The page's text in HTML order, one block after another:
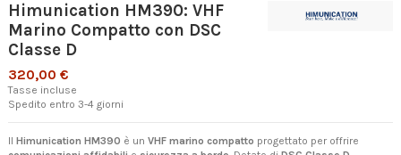
Himunication HM390: VHF
Marino Compatto con DSC
Classe D
320,00 €
Tasse incluse
Spedito entro 3-4 giorni
Il Himunication HM390 è un VHF marino compatto progettato per offrire